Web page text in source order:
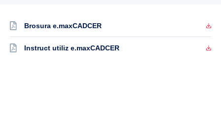
Brosura e.maxCADCER
Instruct utiliz e.maxCADCER